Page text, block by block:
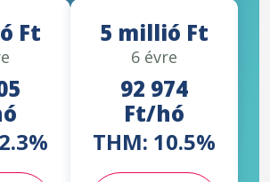
Ft 5 millió Ft
6 évre
92 974
Ft/hó
THM: 10.5%